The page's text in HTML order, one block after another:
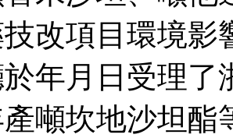
改項目環境影
年月日受理了
噸坎地沙坦